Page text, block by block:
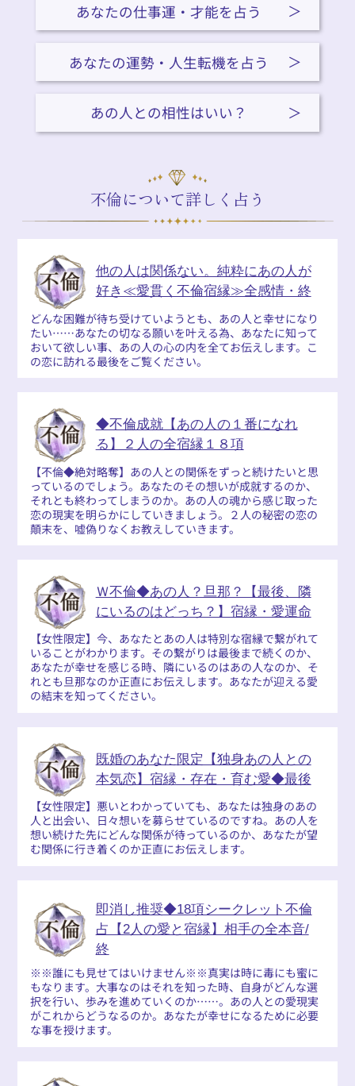
あなたの仕事運・才能を占う
あなたの運勢・人生転機を占う
あの人との相性はいい？
不倫について詳しく占う
他の人は関係ない。純粋にあの人が
好き≪愛貫く不倫宿縁≫全感情・終
どんな困難が待ち受けていようとも、あの人と幸せになり
たい……あなたの切なる願いを叶える為、あなたに知って
おいて欲しい事、あの人の心の内を全てお伝えします。こ
の恋に訪れる最後をご覧ください。
◆不倫成就【あの人の１番になれ
る】２人の全宿縁１８項
【不倫◆絶対略奪】あの人との関係をずっと続けたいと思
っているのでしょう。あなたのその想いが成就するのか、
それとも終わってしまうのか。あの人の魂から感じ取った
恋の現実を明らかにしていきましょう。２人の秘密の恋の
顛末を、嘘偽りなくお教えしていきます。
Ｗ不倫◆あの人？旦那？【最後、隣
にいるのはどっち？】宿縁・愛運命
【女性限定】今、あなたとあの人は特別な宿縁で繋がれて
いることがわかります。その繋がりは最後まで続くのか、
あなたが幸せを感じる時、隣にいるのはあの人なのか、そ
れとも旦那なのか正直にお伝えします。あなたが迎える愛
の結末を知ってください。
既婚のあなた限定【独身あの人との
本気恋】宿縁・存在・育む愛◆最後
【女性限定】悪いとわかっていても、あなたは独身のあの
人と出会い、日々想いを募らせているのですね。あの人を
想い続けた先にどんな関係が待っているのか、あなたが望
む関係に行き着くのか正直にお伝えします。
即消し推奨◆18項シークレット不倫
占【2人の愛と宿縁】相手の全本音/
終
※※誰にも見せてはいけません※※真実は時に毒にも蜜に
もなります。大事なのはそれを知った時、自身がどんな選
択を行い、歩みを進めていくのか……。あの人との愛現実
がこれからどうなるのか。あなたが幸せになるために必要
な事を授けます。